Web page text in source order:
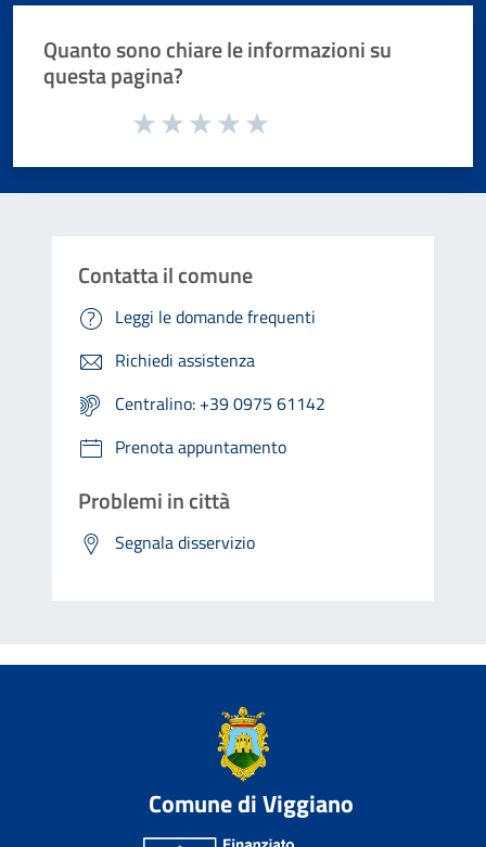
Quanto sono chiare le informazioni su
questa pagina?
Valuta da 1 a 5 stelle la pagina
Contatta il comune
Leggi le domande frequenti
Richiedi assistenza
Centralino: +39 0975 61142
Prenota appuntamento
Problemi in città
Segnala disservizio
Comune di Viggiano